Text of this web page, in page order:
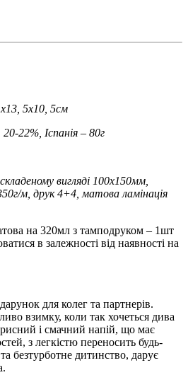
5х10, 5см
22%, Іспанія – 80г
вигляді 100х150мм,
м, друк 4+4, матова ламінація
на 320мл з тамподруком – 1шт
в залежності від наявності на
для колег та партнерів.
взимку, коли так хочеться дива
і смачний напій, що має
з легкістю переносить будь-
безтурботне дитинство, дарує